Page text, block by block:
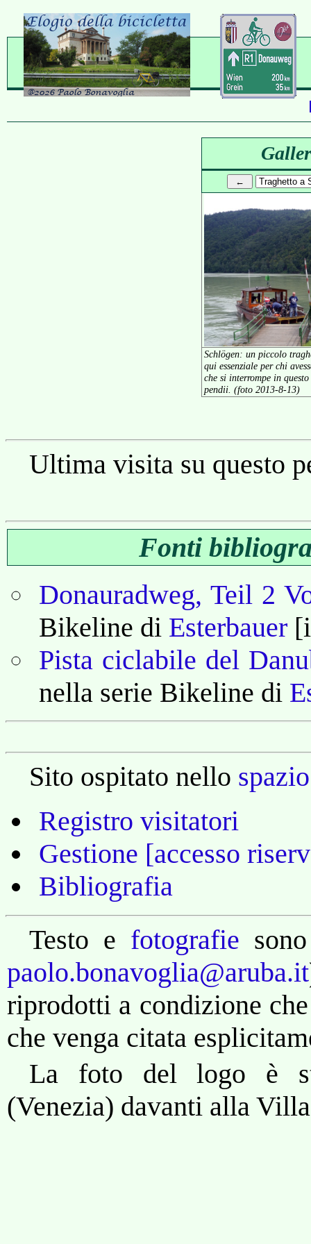
Schlögen: un piccolo
qui essenziale per chi
che si interrompe in
pendii. (foto 2013-8-13)
Ultima visita su questo
Fonti
Donauradweg, Teil 2
Bikeline di Esterbauer
Pista ciclabile del
nella serie Bikeline di
Sito ospitato nello
Registro visitatori
Gestione [accesso
Bibliografia
Testo e fotografie
paolo.bonavoglia@aruba.it
riprodotti a condizione
che venga citata
La foto del logo è
(Venezia) davanti alla